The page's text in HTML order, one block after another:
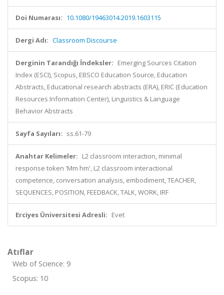
Doi Numarası: 10.1080/19463014.2019.1603115
Dergi Adı: Classroom Discourse
Derginin Tarandığı İndeksler: Emerging Sources Citation
Index (ESCI), Scopus, EBSCO Education Source, Education
Abstracts, Educational research abstracts (ERA), ERIC (Education
Resources Information Center), Linguistics & Language
Behavior Abstracts
Sayfa Sayıları: ss.61-79
Anahtar Kelimeler: L2 classroom interaction, minimal
response token 'Mm hm', L2 classroom interactional
competence, conversation analysis, embodiment, TEACHER,
SEQUENCES, POSITION, FEEDBACK, TALK, WORK, IRF
Erciyes Üniversitesi Adresli: Evet
Atıflar
Web of Science: 9
Scopus: 10